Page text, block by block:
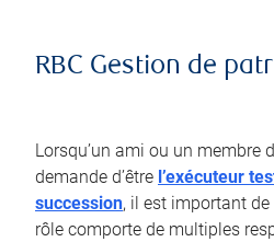
RBC Gestion de
Lorsqu’un ami ou un membre
demande d’être l’exécuteur
succession, il est important de
rôle comporte de multiples